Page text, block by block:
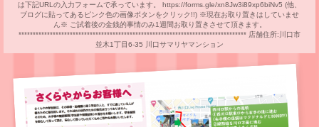
は下記URLの入力フォームで承っています。 https://forms.gle/xn8Jw3i89xp6biNv5 (他、
ブログに貼ってあるピンク色の画像ボタンをクリック!!) ※現在お取り置きはしていませ
ん※ ご試着後の金銭的事情のみ1週間お取り置きさせて頂きます。
******************************************************************************** 店舗住所:川口市
並木1丁目6-35 川口サマリヤマンション